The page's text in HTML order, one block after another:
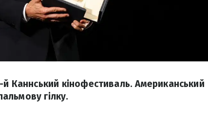
Каннський кінофестиваль. Американський
гілку.